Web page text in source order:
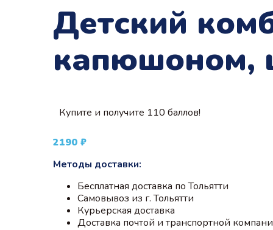
Детский
капюшоном,
Купите и получите 110 баллов!
2190 ₽
Методы доставки:
Бесплатная доставка по Тольятти
Самовывоз из г. Тольятти
Курьерская доставка
Доставка почтой и транспортной